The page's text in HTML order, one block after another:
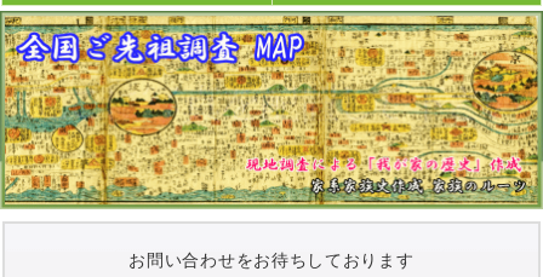
お問い合わせをお待ちしております